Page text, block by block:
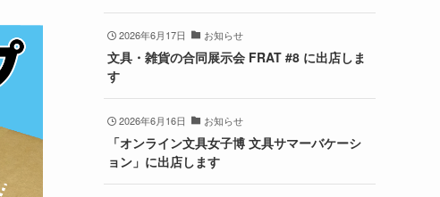
2026年6月17日 お知らせ
文具・雑貨の合同展示会 FRAT #8 に出店しま
す
2026年6月16日 お知らせ
「オンライン文具女子博 文具サマーバケーシ
ョン」に出店します